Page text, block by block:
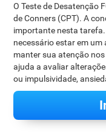
O Teste de Desatenção
de Conners (CPT). A
importante nesta
necessário estar em
manter sua atenção
ajuda a avaliar
ou impulsividade,